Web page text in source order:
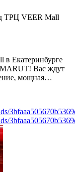
ТРЦ VEER Mall
в Екатеринбурге
Вас ждут
мощная…